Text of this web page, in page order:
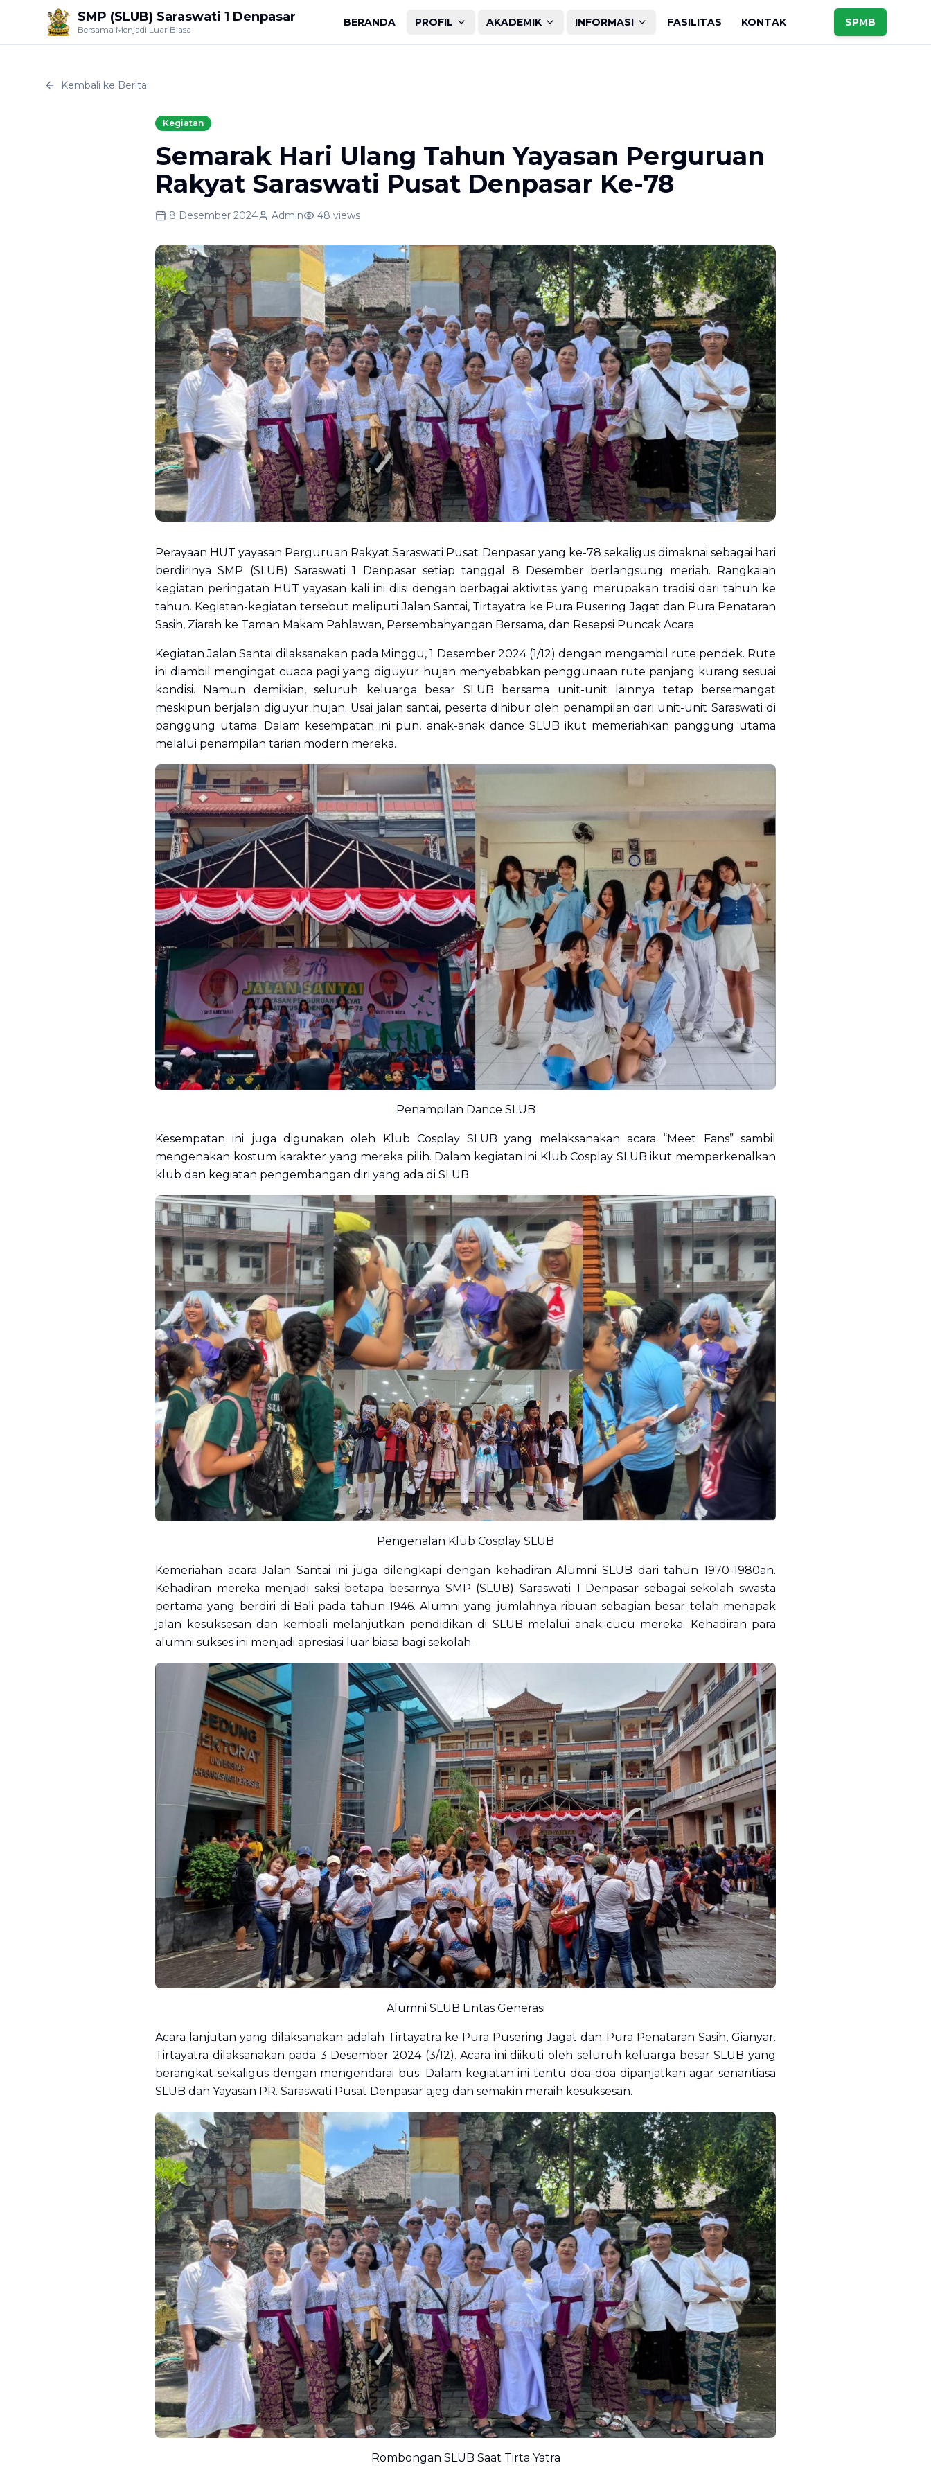
SMP (SLUB) Saraswati 1 Denpasar
Bersama Menjadi Luar Biasa
BERANDA PROFIL AKADEMIK INFORMASI FASILITAS KONTAK SPMB
Kembali ke Berita
Kegiatan
Semarak Hari Ulang Tahun Yayasan Perguruan
Rakyat Saraswati Pusat Denpasar Ke-78
8 Desember 2024 Admin 48 views
Perayaan HUT yayasan Perguruan Rakyat Saraswati Pusat Denpasar yang ke-78 sekaligus dimaknai sebagai hari
berdirinya SMP (SLUB) Saraswati 1 Denpasar setiap tanggal 8 Desember berlangsung meriah. Rangkaian
kegiatan peringatan HUT yayasan kali ini diisi dengan berbagai aktivitas yang merupakan tradisi dari tahun ke
tahun. Kegiatan-kegiatan tersebut meliputi Jalan Santai, Tirtayatra ke Pura Pusering Jagat dan Pura Penataran
Sasih, Ziarah ke Taman Makam Pahlawan, Persembahyangan Bersama, dan Resepsi Puncak Acara.
Kegiatan Jalan Santai dilaksanakan pada Minggu, 1 Desember 2024 (1/12) dengan mengambil rute pendek. Rute
ini diambil mengingat cuaca pagi yang diguyur hujan menyebabkan penggunaan rute panjang kurang sesuai
kondisi. Namun demikian, seluruh keluarga besar SLUB bersama unit-unit lainnya tetap bersemangat
meskipun berjalan diguyur hujan. Usai jalan santai, peserta dihibur oleh penampilan dari unit-unit Saraswati di
panggung utama. Dalam kesempatan ini pun, anak-anak dance SLUB ikut memeriahkan panggung utama
melalui penampilan tarian modern mereka.
Penampilan Dance SLUB
Kesempatan ini juga digunakan oleh Klub Cosplay SLUB yang melaksanakan acara “Meet Fans” sambil
mengenakan kostum karakter yang mereka pilih. Dalam kegiatan ini Klub Cosplay SLUB ikut memperkenalkan
klub dan kegiatan pengembangan diri yang ada di SLUB.
Pengenalan Klub Cosplay SLUB
Kemeriahan acara Jalan Santai ini juga dilengkapi dengan kehadiran Alumni SLUB dari tahun 1970-1980an.
Kehadiran mereka menjadi saksi betapa besarnya SMP (SLUB) Saraswati 1 Denpasar sebagai sekolah swasta
pertama yang berdiri di Bali pada tahun 1946. Alumni yang jumlahnya ribuan sebagian besar telah menapak
jalan kesuksesan dan kembali melanjutkan pendidikan di SLUB melalui anak-cucu mereka. Kehadiran para
alumni sukses ini menjadi apresiasi luar biasa bagi sekolah.
Alumni SLUB Lintas Generasi
Acara lanjutan yang dilaksanakan adalah Tirtayatra ke Pura Pusering Jagat dan Pura Penataran Sasih, Gianyar.
Tirtayatra dilaksanakan pada 3 Desember 2024 (3/12). Acara ini diikuti oleh seluruh keluarga besar SLUB yang
berangkat sekaligus dengan mengendarai bus. Dalam kegiatan ini tentu doa-doa dipanjatkan agar senantiasa
SLUB dan Yayasan PR. Saraswati Pusat Denpasar ajeg dan semakin meraih kesuksesan.
Rombongan SLUB Saat Tirta Yatra